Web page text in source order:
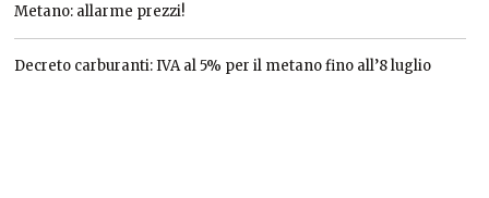
Metano: allarme prezzi!
Decreto carburanti: IVA al 5% per il metano fino all’8 luglio